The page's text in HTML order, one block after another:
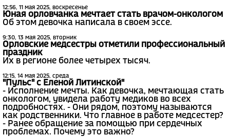
12:56, 11 мая 2025, воскресенье
Юная орловчанка мечтает стать врачом-онкологом
Об этом девочка написала в своем эссе.
9:30, 13 мая 2025, вторник
Орловские медсестры отметили профессиональный
праздник
Их в регионе более четырех тысяч.
12:15, 14 мая 2025, среда
"Пульс" с Еленой Литинской"
- Исполнение мечты. Как девочка, мечтающая стать
онкологом, увидела работу медиков во всех
подробностях. - Они рядом, поэтому называются
как родственники. Что главное в работе медсестер?
- Ранее обращение за помощью при сердечных
проблемах. Почему это важно?